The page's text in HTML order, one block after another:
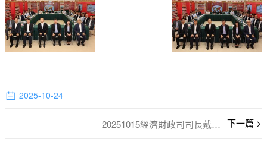
2025-10-24
20251015經濟財政司司長戴建業就編製2026年度施政方針聽取歸僑總會意見